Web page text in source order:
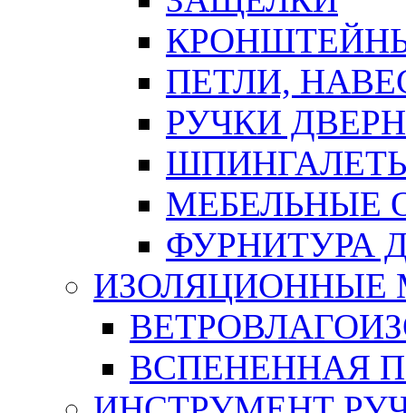
ПЕТЛИ,
РУЧКИ
МЕБЕЛЬНЫЕ
ФУРНИТУРА
ИЗОЛЯЦИОННЫЕ
ВСПЕНЕННАЯ